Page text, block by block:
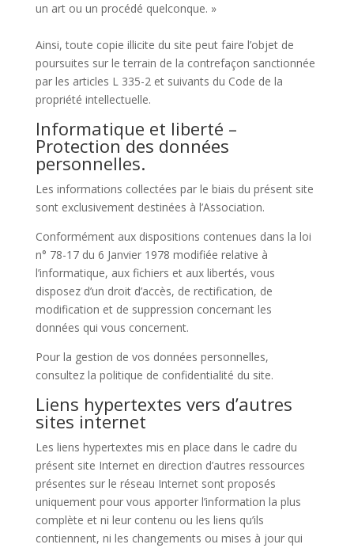
un art ou un procédé quelconque. »
Ainsi, toute copie illicite du site peut faire l’objet de
poursuites sur le terrain de la contrefaçon sanctionnée
par les articles L 335-2 et suivants du Code de la
propriété intellectuelle.
Informatique et liberté –
Protection des données
personnelles.
Les informations collectées par le biais du présent site
sont exclusivement destinées à l’Association.
Conformément aux dispositions contenues dans la loi
n° 78-17 du 6 Janvier 1978 modifiée relative à
l’informatique, aux fichiers et aux libertés, vous
disposez d’un droit d’accès, de rectification, de
modification et de suppression concernant les
données qui vous concernent.
Pour la gestion de vos données personnelles,
consultez la politique de confidentialité du site.
Liens hypertextes vers d’autres
sites internet
Les liens hypertextes mis en place dans le cadre du
présent site Internet en direction d’autres ressources
présentes sur le réseau Internet sont proposés
uniquement pour vous apporter l’information la plus
complète et ni leur contenu ou les liens qu’ils
contiennent, ni les changements ou mises à jour qui